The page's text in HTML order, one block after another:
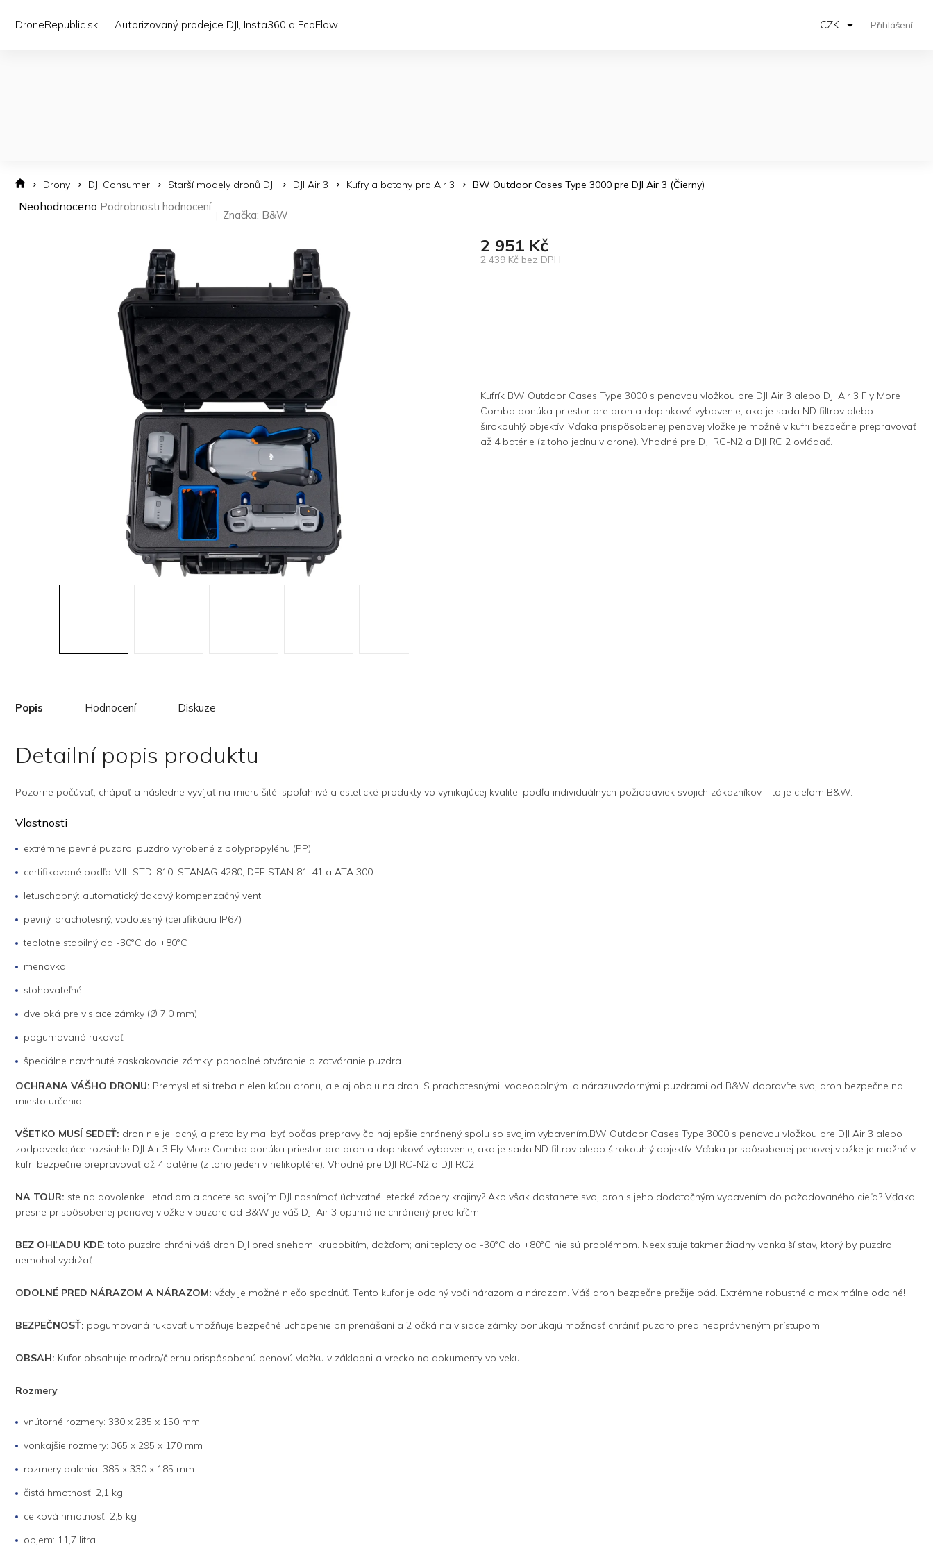
DroneRepublic.sk Autorizovaný prodejce DJI, Insta360 a EcoFlow CZK Přihlášení
Drony DJI Consumer Starší modely dronů DJI DJI Air 3 Kufry a batohy pro Air 3 BW Outdoor Cases Type 3000 pre DJI Air 3 (Čierny)
Průměrné
Neohodnoceno Podrobnosti hodnocení
Značka: B&W
2 951 Kč
2 439 Kč bez DPH
Kufrík BW Outdoor Cases Type 3000 s penovou vložkou pre DJI Air 3 alebo DJI Air 3 Fly More
Combo ponúka priestor pre dron a doplnkové vybavenie, ako je sada ND filtrov alebo
širokouhlý objektív. Vďaka prispôsobenej penovej vložke je možné v kufri bezpečne prepravovať
až 4 batérie (z toho jednu v drone). Vhodné pre DJI RC-N2 a DJI RC 2 ovládač.
Popis Hodnocení Diskuze
Detailní popis produktu
Pozorne počúvať, chápať a následne vyvíjať na mieru šité, spoľahlivé a estetické produkty vo vynikajúcej kvalite, podľa individuálnych požiadaviek svojich zákazníkov – to je cieľom B&W.
Vlastnosti
extrémne pevné puzdro: puzdro vyrobené z polypropylénu (PP)
certifikované podľa MIL-STD-810, STANAG 4280, DEF STAN 81-41 a ATA 300
letuschopný: automatický tlakový kompenzačný ventil
pevný, prachotesný, vodotesný (certifikácia IP67)
teplotne stabilný od -30°C do +80°C
menovka
stohovateľné
dve oká pre visiace zámky (Ø 7,0 mm)
pogumovaná rukoväť
špeciálne navrhnuté zaskakovacie zámky: pohodlné otváranie a zatváranie puzdra
OCHRANA VÁŠHO DRONU: Premyslieť si treba nielen kúpu dronu, ale aj obalu na dron. S prachotesnými, vodeodolnými a nárazuvzdornými puzdrami od B&W dopravíte svoj dron bezpečne na
miesto určenia.
VŠETKO MUSÍ SEDEŤ: dron nie je lacný, a preto by mal byť počas prepravy čo najlepšie chránený spolu so svojim vybavením. BW Outdoor Cases Type 3000 s penovou vložkou pre DJI Air 3 alebo
zodpovedajúce rozsiahle DJI Air 3 Fly More Combo ponúka priestor pre dron a doplnkové vybavenie, ako je sada ND filtrov alebo širokouhlý objektív. Vďaka prispôsobenej penovej vložke je možné v
kufri bezpečne prepravovať až 4 batérie (z toho jeden v helikoptére). Vhodné pre DJI RC-N2 a DJI RC2
NA TOUR: ste na dovolenke lietadlom a chcete so svojím DJI nasnímať úchvatné letecké zábery krajiny? Ako však dostanete svoj dron s jeho dodatočným vybavením do požadovaného cieľa? Vďaka
presne prispôsobenej penovej vložke v puzdre od B&W je váš DJI Air 3 optimálne chránený pred kŕčmi.
BEZ OHĽADU KDE: toto puzdro chráni váš dron DJI pred snehom, krupobitím, dažďom; ani teploty od -30°C do +80°C nie sú problémom. Neexistuje takmer žiadny vonkajší stav, ktorý by puzdro
nemohol vydržať.
ODOLNÉ PRED NÁRAZOM A NÁRAZOM: vždy je možné niečo spadnúť. Tento kufor je odolný voči nárazom a nárazom. Váš dron bezpečne prežije pád. Extrémne robustné a maximálne odolné!
BEZPEČNOSŤ: pogumovaná rukoväť umožňuje bezpečné uchopenie pri prenášaní a 2 očká na visiace zámky ponúkajú možnosť chrániť puzdro pred neoprávneným prístupom.
OBSAH: Kufor obsahuje modro/čiernu prispôsobenú penovú vložku v základni a vrecko na dokumenty vo veku
Rozmery
vnútorné rozmery: 330 x 235 x 150 mm
vonkajšie rozmery: 365 x 295 x 170 mm
rozmery balenia: 385 x 330 x 185 mm
čistá hmotnosť: 2,1 kg
celková hmotnosť: 2,5 kg
objem: 11,7 litra